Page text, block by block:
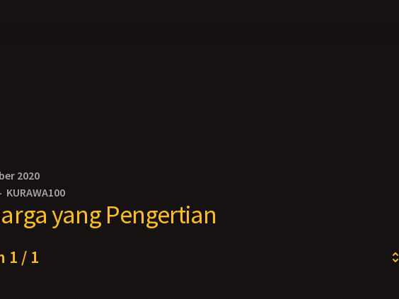
2020
KURAWA100
yang Pengertian
1 / 1